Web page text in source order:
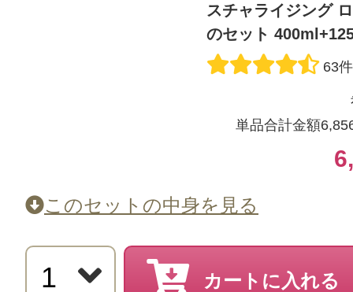
スチャライジング
のセット
63件
単品合計金額
このセットの中身を見る
カートに入れる